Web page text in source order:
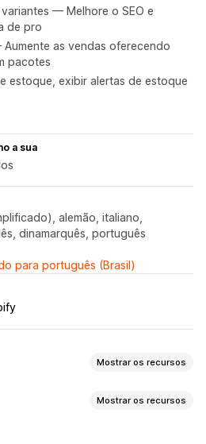
— Melhore o SEO e
de pro
as vendas oferecendo
pacotes
estoque, exibir alertas de estoque
a sua
alemão, italiano,
dinamarquês, português
para português (Brasil)
Mostrar os recursos
Mostrar os recursos